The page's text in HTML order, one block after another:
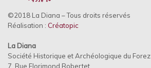
©2018 La Diana – Tous droits réservés
Réalisation : Créatopic
La Diana
Société Historique et Archéologique du Forez
7, Rue Florimond Robertet